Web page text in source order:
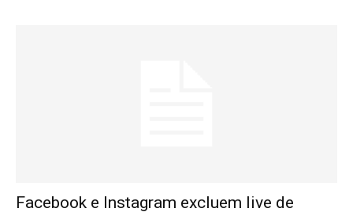
Facebook e Instagram excluem live de